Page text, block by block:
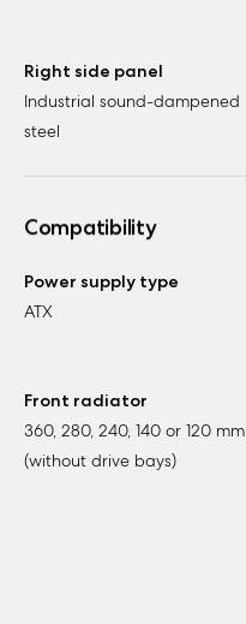
Right side panel
Industrial sound-dampened
steel
Compatibility
Power supply type
ATX
Front radiator
360, 280, 240, 140 or 120 mm
(without drive bays)